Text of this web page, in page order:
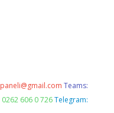
Teams:
606 0 726 Telegram: